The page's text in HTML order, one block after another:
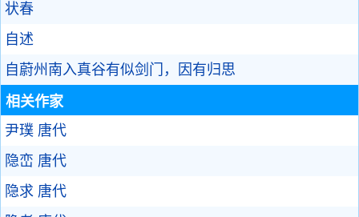
状春
自述
自蔚州南入真谷有似剑门，因有归思
相关作家
尹璞 唐代
隐峦 唐代
隐求 唐代